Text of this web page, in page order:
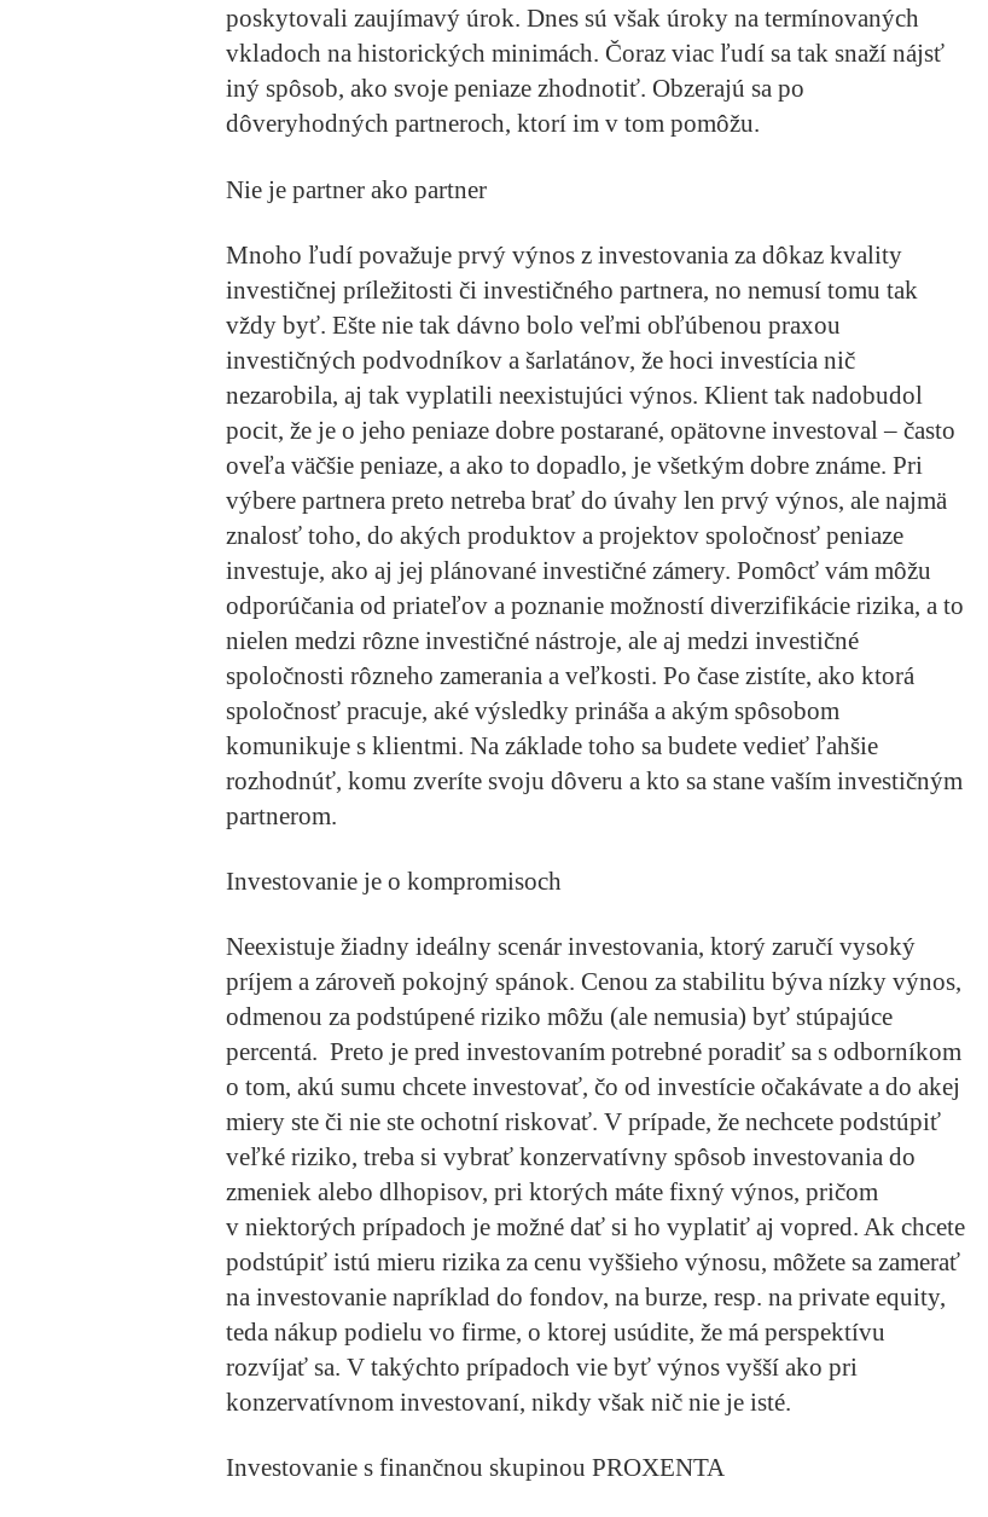
poskytovali zaujímavý úrok. Dnes sú však úroky na termínovaných
vkladoch na historických minimách. Čoraz viac ľudí sa tak snaží nájsť
iný spôsob, ako svoje peniaze zhodnotiť. Obzerajú sa po
dôveryhodných partneroch, ktorí im v tom pomôžu.
Nie je partner ako partner
Mnoho ľudí považuje prvý výnos z investovania za dôkaz kvality
investičnej príležitosti či investičného partnera, no nemusí tomu tak
vždy byť. Ešte nie tak dávno bolo veľmi obľúbenou praxou
investičných podvodníkov a šarlatánov, že hoci investícia nič
nezarobila, aj tak vyplatili neexistujúci výnos. Klient tak nadobudol
pocit, že je o jeho peniaze dobre postarané, opätovne investoval – často
oveľa väčšie peniaze, a ako to dopadlo, je všetkým dobre známe. Pri
výbere partnera preto netreba brať do úvahy len prvý výnos, ale najmä
znalosť toho, do akých produktov a projektov spoločnosť peniaze
investuje, ako aj jej plánované investičné zámery. Pomôcť vám môžu
odporúčania od priateľov a poznanie možností diverzifikácie rizika, a to
nielen medzi rôzne investičné nástroje, ale aj medzi investičné
spoločnosti rôzneho zamerania a veľkosti. Po čase zistíte, ako ktorá
spoločnosť pracuje, aké výsledky prináša a akým spôsobom
komunikuje s klientmi. Na základe toho sa budete vedieť ľahšie
rozhodnúť, komu zveríte svoju dôveru a kto sa stane vaším investičným
partnerom.
Investovanie je o kompromisoch
Neexistuje žiadny ideálny scenár investovania, ktorý zaručí vysoký
príjem a zároveň pokojný spánok. Cenou za stabilitu býva nízky výnos,
odmenou za podstúpené riziko môžu (ale nemusia) byť stúpajúce
percentá. Preto je pred investovaním potrebné poradiť sa s odborníkom
o tom, akú sumu chcete investovať, čo od investície očakávate a do akej
miery ste či nie ste ochotní riskovať. V prípade, že nechcete podstúpiť
veľké riziko, treba si vybrať konzervatívny spôsob investovania do
zmeniek alebo dlhopisov, pri ktorých máte fixný výnos, pričom
v niektorých prípadoch je možné dať si ho vyplatiť aj vopred. Ak chcete
podstúpiť istú mieru rizika za cenu vyššieho výnosu, môžete sa zamerať
na investovanie napríklad do fondov, na burze, resp. na private equity,
teda nákup podielu vo firme, o ktorej usúdite, že má perspektívu
rozvíjať sa. V takýchto prípadoch vie byť výnos vyšší ako pri
konzervatívnom investovaní, nikdy však nič nie je isté.
Investovanie s finančnou skupinou PROXENTA